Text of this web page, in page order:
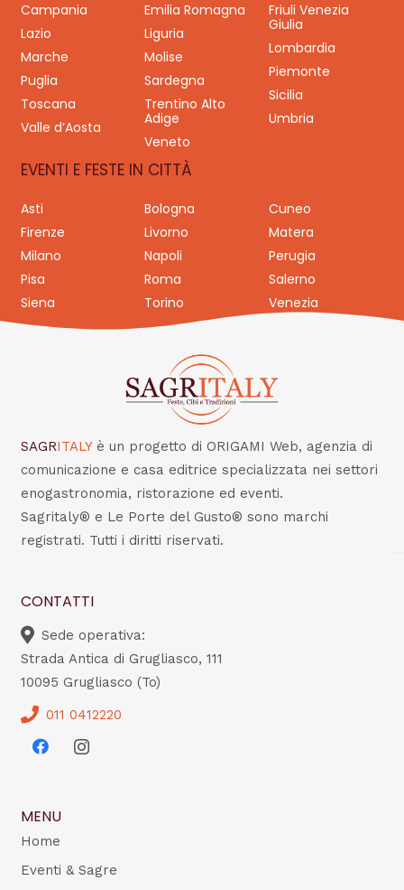
Campania
Emilia Romagna
Friuli Venezia
Giulia
Lazio
Liguria
Lombardia
Marche
Molise
Piemonte
Puglia
Sardegna
Sicilia
Toscana
Trentino Alto
Adige
Umbria
Valle d’Aosta
Veneto
EVENTI E FESTE IN CITTÀ
Asti Bologna
Cuneo
Firenze
Livorno
Matera
Milano
Napoli
Perugia
Pisa
Roma
Salerno
Siena
Torino Venezia
SAGRITALY è un progetto di ORIGAMI Web, agenzia di
comunicazione e casa editrice specializzata nei settori
enogastronomia, ristorazione ed eventi.
Sagritaly® e Le Porte del Gusto® sono marchi
registrati. Tutti i diritti riservati.
CONTATTI
Sede operativa:
Strada Antica di Grugliasco, 111
10095 Grugliasco (To)
011 0412220
MENU
Home
Eventi & Sagre